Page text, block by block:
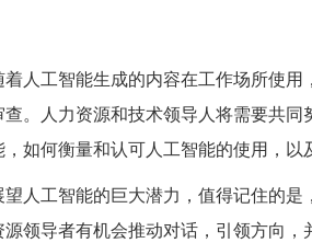
着人工智能生成的内容在工作场所使
查。人力资源和技术领导人将需要共
，如何衡量和认可人工智能的使用，以
望人工智能的巨大潜力，值得记住的
源领导者有机会推动对话，引领方向，